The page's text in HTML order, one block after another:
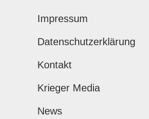
Impressum
Datenschutzerklärung
Kontakt
Krieger Media
News